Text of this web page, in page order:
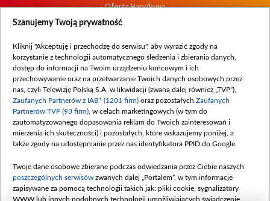
Oferta Handlowa
Dostępność
Procedura zgłoszeń wewnętrznych
Szanujemy Twoją prywatność
Kliknij "Akceptuję i przechodzę do serwisu", aby wyrazić zgody na
korzystanie z technologii automatycznego śledzenia i zbierania danych,
dostęp do informacji na Twoim urządzeniu końcowym i ich
przechowywanie oraz na przetwarzanie Twoich danych osobowych przez
nas, czyli Telewizję Polską S.A. w likwidacji (zwaną dalej również „TVP”),
Zaufanych Partnerów z IAB* (1201 firm) oraz pozostałych Zaufanych
Partnerów TVP (93 firm) , w celach marketingowych (w tym do
zautomatyzowanego dopasowania reklam do Twoich zainteresowań i
mierzenia ich skuteczności) i pozostałych, które wskazujemy poniżej, a
także zgody na udostępnianie przez nas identyfikatora PPID do Google.
Twoje dane osobowe zbierane podczas odwiedzania przez Ciebie naszych
poszczególnych serwisów zwanych dalej „Portalem”, w tym informacje
zapisywane za pomocą technologii takich jak: pliki cookie, sygnalizatory
WWW lub innych podobnych technologii umożliwiających świadczenie